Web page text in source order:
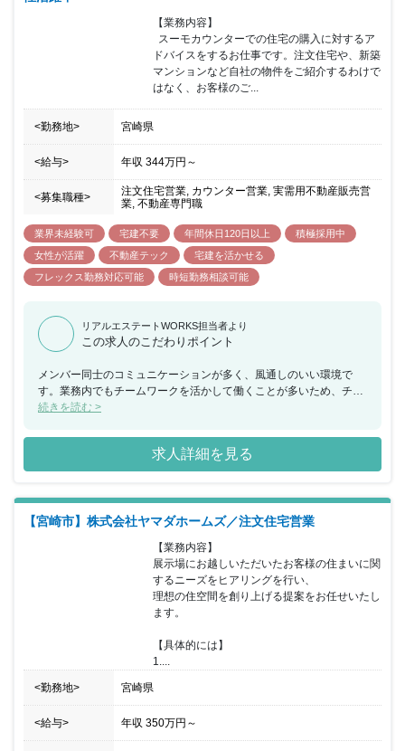
【業務内容】
ドバイスをするお仕事です。注文住宅や、新築
マンションなど自社の物件をご紹介するわけで
はなく、お客様のご...
<勤務地> 宮崎県
<給与> 年収 344万円 ～
<募集職種>
注文住宅営業, カウンター営業, 実需用不動産販売営
業, 不動産専門職
業界未経験可 宅建不要 年間休日120日以上
積極採用中
女性が活躍
不動産テック
宅建を活かせる
フレックス勤務対応可能
時短勤務相談可能
リアルエステートWORKS担当者より
この求人のこだわりポイント
メンバー同士のコミュニケーションが多く、風通しのいい環境で
す。業務内でもチームワークを活かして働くことが多いため、チー
ムで何かを成し遂げたいと考えている方におススメの求人です。ま
制度など女性のライフイベントにも沿った制度が整っております。
続きを読む >
求人詳細を見る
【宮崎市】株式会社ヤマダホームズ／注文住宅営業
【業務内容】
展示場にお越しいただいたお客様の住まいに関
するニーズをヒアリングを行い、
理想の住空間を創り上げる提案をお任せいたし
ます。
【具体的には】
1....
<勤務地> 宮崎県
<給与> 年収 350万円 ～